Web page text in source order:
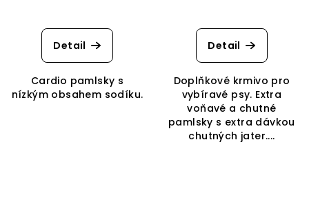
Detail
Cardio pamlsky s
nízkým obsahem sodíku.
Detail
Doplňkové krmivo pro
vybíravé psy. Extra
voňavé a chutné
pamlsky s extra dávkou
chutných jater....